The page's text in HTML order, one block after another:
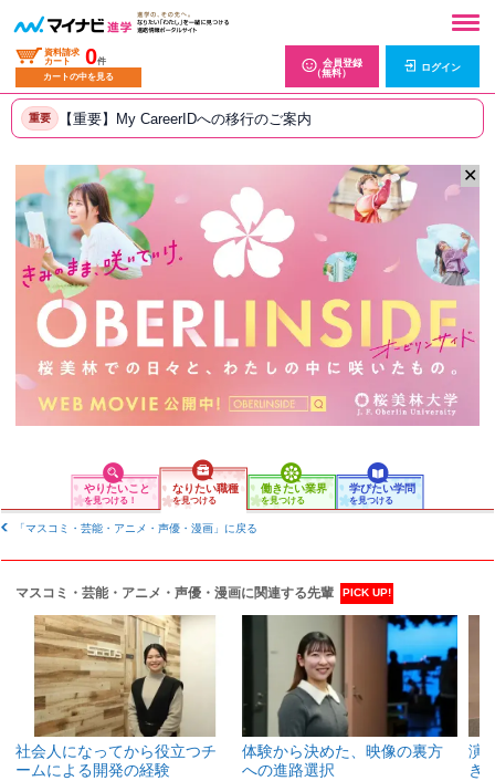
資料請求
カート
0件
カートの中を見る
会員登録
（無料）
ログイン
重要 【重要】My CareerIDへの移行のご案内
✕
やりたいこと
を見つける！
なりたい職種
を見つける
働きたい業界
を見つける
学びたい学問
を見つける
「マスコミ・芸能・アニメ・声優・漫画」に戻る
マスコミ・芸能・アニメ・声優・漫画に関連する先輩 PICK UP!
社会人になってから役立つチ
ームによる開発の経験
体験から決めた、映像の裏方
への進路選択
演
き